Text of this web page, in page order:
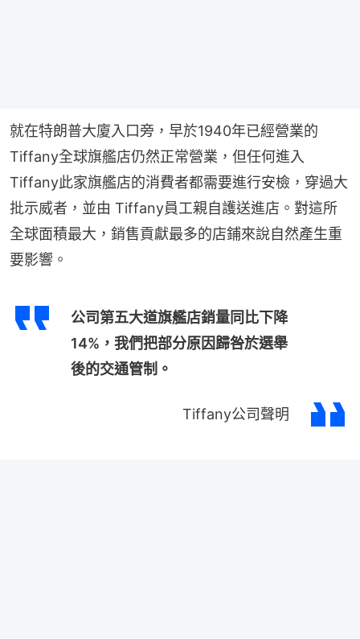
就在特朗普大廈入口旁，早於1940年已經營業的
Tiffany全球旗艦店仍然正常營業，但任何進入
Tiffany此家旗艦店的消費者都需要進行安檢，穿過大
批示威者，並由 Tiffany員工親自護送進店。對這所
全球面積最大，銷售貢獻最多的店鋪來說自然產生重
要影響。
公司第五大道旗艦店銷量同比下降
14%，我們把部分原因歸咎於選舉
後的交通管制。
Tiffany公司聲明